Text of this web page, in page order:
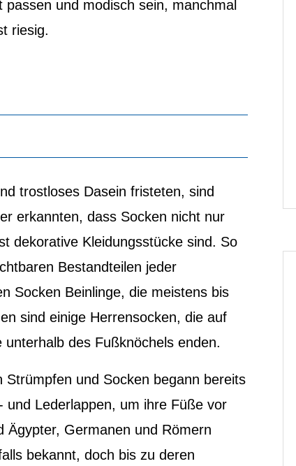
und modisch sein, manchmal
riesig.
trostloses Dasein fristeten, sind
erkannten, dass Socken nicht nur
dekorative Kleidungsstücke sind. So
Bestandteilen jeder
Socken Beinlinge, die meistens bis
sind einige Herrensocken, die auf
unterhalb des Fußknöchels enden.
und Socken begann bereits
und Lederlappen, um ihre Füße vor
Ägypter, Germanen und Römern
bekannt, doch bis zu deren